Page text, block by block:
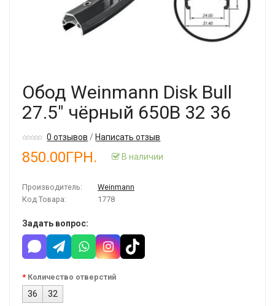
Обод Weinmann Disk Bull
27.5" чёрный 650B 32 36
0 отзывов /Написать отзыв
850.00ГРН. В наличии
Производитель:
Weinmann
Код Товара:
1778
Задать вопрос:
Количество отверстий
36 32